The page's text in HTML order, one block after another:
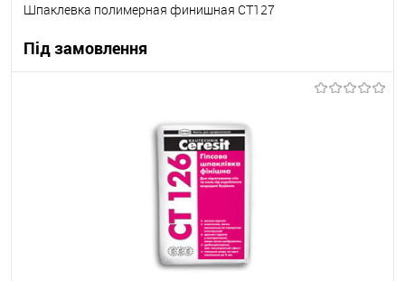
Шпаклевка полимерная финишная СТ127
Під замовлення
Під замовлення